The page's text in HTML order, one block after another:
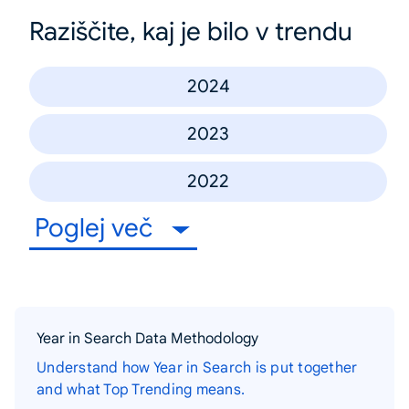
Raziščite, kaj je bilo v trendu
2024
2023
2022
Poglej več
Year in Search Data Methodology
Understand how Year in Search is put together
and what Top Trending means.